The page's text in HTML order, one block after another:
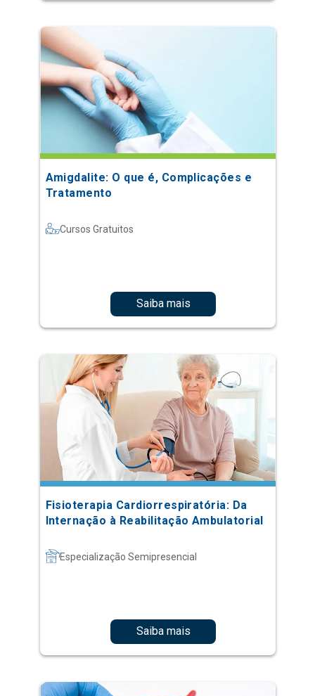
Amigdalite: O que é, Complicações e
Tratamento
Cursos Gratuitos
Saiba mais
Fisioterapia Cardiorrespiratória: Da
Internação à Reabilitação Ambulatorial
Especialização Semipresencial
Saiba mais